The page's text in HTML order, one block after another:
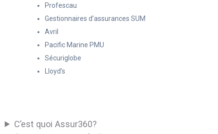
Profescau
Gestionnaires d’assurances SUM
Avril
Pacific Marine PMU
Sécuriglobe
Lloyd’s
C’est quoi Assur360?